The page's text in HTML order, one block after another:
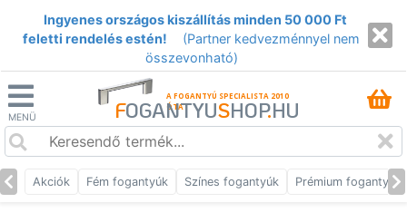
Ingyenes országos kiszállítás minden 50 000 Ft
feletti rendelés estén!
(Partner kedvezménnyel nem
összevonható)
MENÜ
A FOGANTYÚ SPECIALISTA 2010
ÓTA
FOGANTYUSHOP.HU
Akciók Fém fogantyúk Színes fogantyúk Prémium fogantyúk